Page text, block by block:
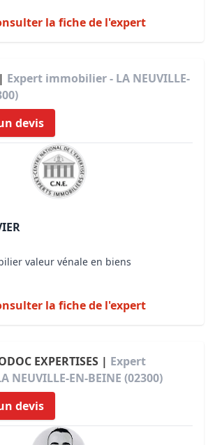
la fiche de l'expert
Expert immobilier - LA NEUVILLE-
devis
valeur vénale en biens
la fiche de l'expert
EXPERTISES | Expert
NEUVILLE-EN-BEINE (02300)
devis